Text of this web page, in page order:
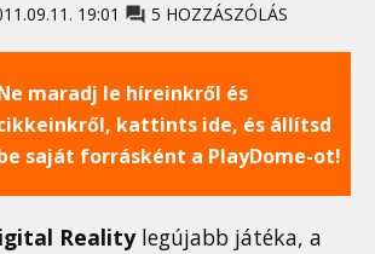
19:01 5 HOZZÁSZÓLÁS
maradj le híreinkről és
kattints ide, és állítsd
saját forrásként a PlayDome-ot!
Realitylegújabb játéka, a